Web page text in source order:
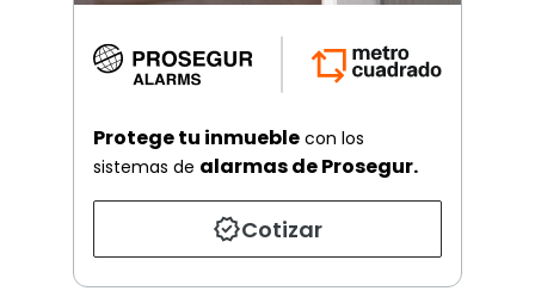
Protege tu inmueble con los
sistemas de alarmas de Prosegur.
Cotizar